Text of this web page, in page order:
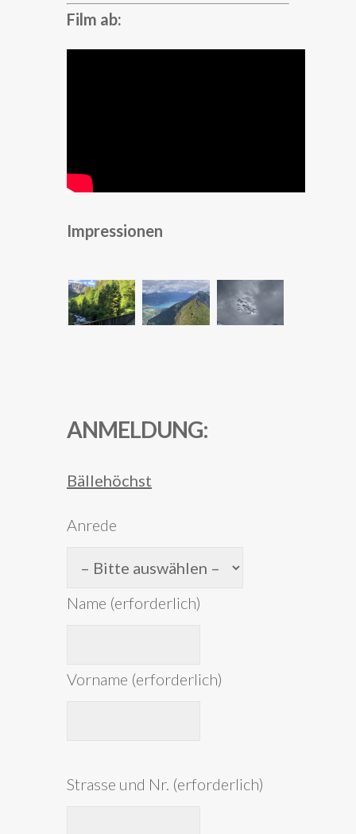
Film ab:
Impressionen
ANMELDUNG:
Anrede
Name (erforderlich)
Vorname (erforderlich)
Strasse und Nr. (erforderlich)